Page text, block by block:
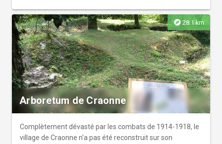
explore 28.1 km
Arboretum de Craonne
Complètement dévasté par les combats de 1914-1918, le
village de Craonne n'a pas été reconstruit sur son